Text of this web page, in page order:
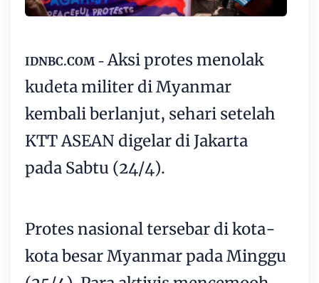
IDNBC.COM -Aksi protes menolak
kudeta militer di Myanmar
kembali berlanjut, sehari setelah
KTT ASEAN digelar di Jakarta
pada Sabtu (24/4).
Protes nasional tersebar di kota-
kota besar Myanmar pada Minggu